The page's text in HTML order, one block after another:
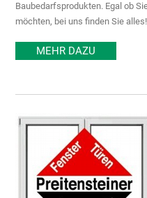
Baubedarfsprodukten. Egal ob
möchten, bei uns finden Sie alles!
MEHR DAZU